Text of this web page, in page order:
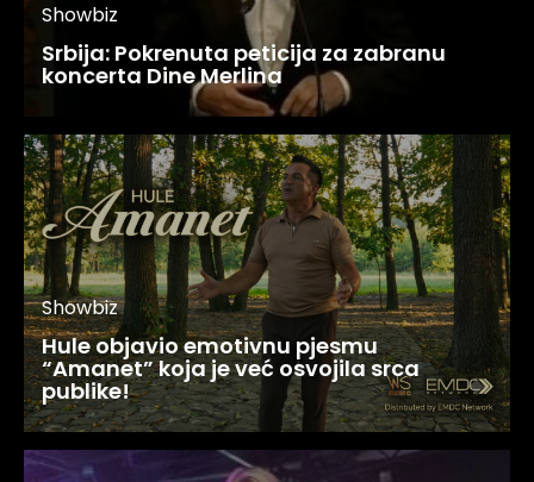
Showbiz
Srbija: Pokrenuta peticija za zabranu
koncerta Dine Merlina
Showbiz
Hule objavio emotivnu pjesmu
“Amanet” koja je već osvojila srca
publike!